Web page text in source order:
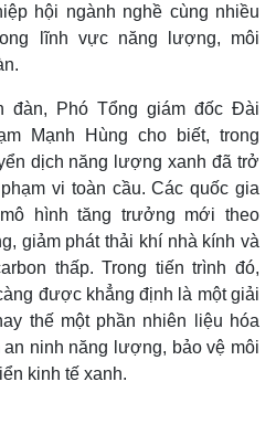
hội ngành nghề cùng nhiều
lĩnh vực năng lượng, môi
đàn, Phó Tổng giám đốc Đài
Mạnh Hùng cho biết, trong
dịch năng lượng xanh đã trở
vi toàn cầu. Các quốc gia
hình tăng trưởng mới theo
giảm phát thải khí nhà kính và
thấp. Trong tiến trình đó,
được khẳng định là một giải
thế một phần nhiên liệu hóa
ninh năng lượng, bảo vệ môi
kinh tế xanh.